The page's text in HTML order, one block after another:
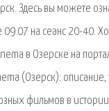
Здесь вы можете
на сеанс 20-40.
в Озерске на
(Озерск):
фильмов в